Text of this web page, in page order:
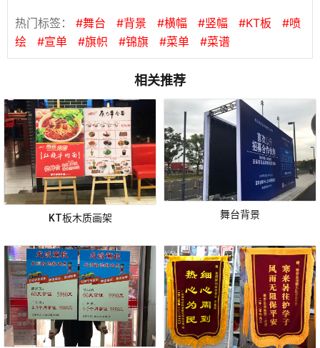
热门标签： #舞台 #背景 #横幅 #竖幅 #KT板
#喷
绘
#宣单 #旗帜 #锦旗 #菜单 #菜谱
相关推荐
KT板木质画架 舞台背景